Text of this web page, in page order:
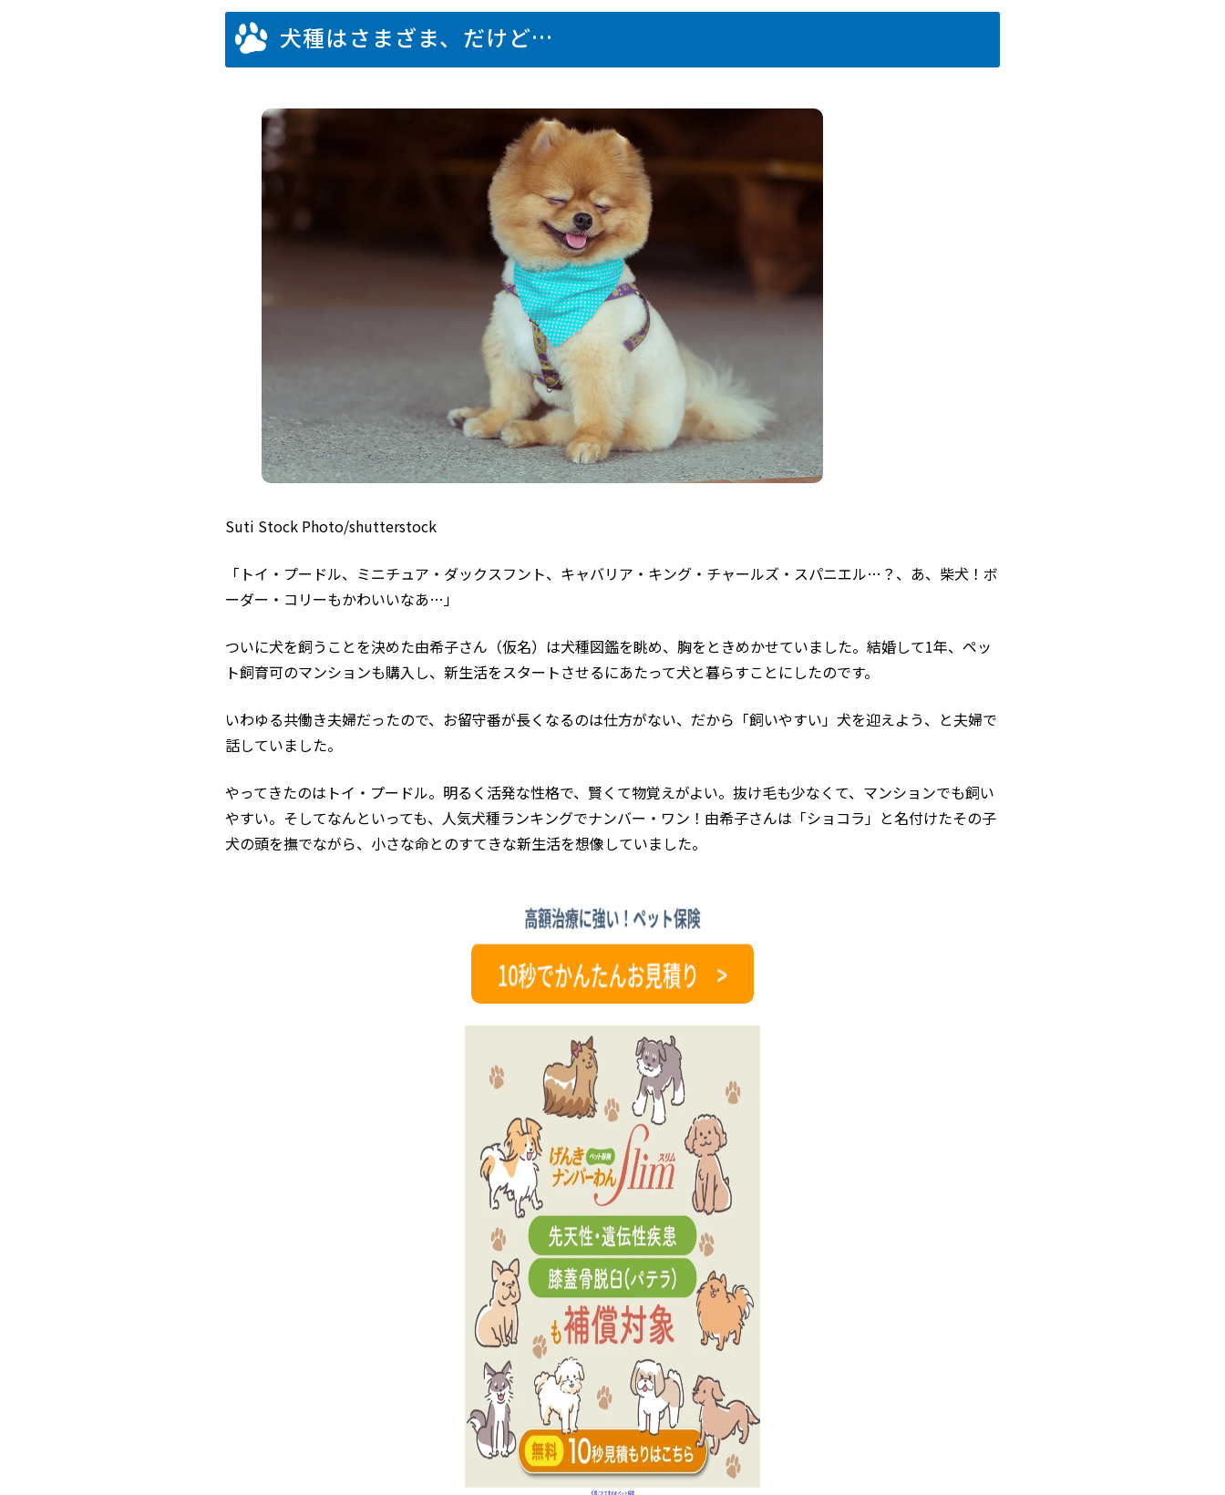
犬種はさまざま、だけど…
Suti Stock Photo/shutterstock
「トイ・プードル、ミニチュア・ダックスフント、キャバリア・キング・チャールズ・スパニエル…？、あ、柴犬！ボ
ーダー・コリーもかわいいなあ…」
ついに犬を飼うことを決めた由希子さん（仮名）は犬種図鑑を眺め、胸をときめかせていました。結婚して1年、ペッ
ト飼育可のマンションも購入し、新生活をスタートさせるにあたって犬と暮らすことにしたのです。
いわゆる共働き夫婦だったので、お留守番が長くなるのは仕方がない、だから「飼いやすい」犬を迎えよう、と夫婦で
話していました。
やってきたのはトイ・プードル。明るく活発な性格で、賢くて物覚えがよい。抜け毛も少なくて、マンションでも飼い
やすい。そしてなんといっても、人気犬種ランキングでナンバー・ワン！由希子さんは「ショコラ」と名付けたその子
犬の頭を撫でながら、小さな命とのすてきな新生活を想像していました。